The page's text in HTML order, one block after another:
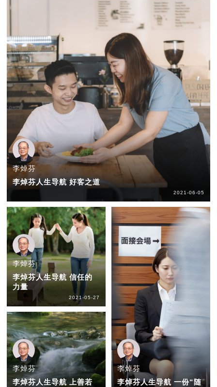
李焯芬
李焯芬人生导航 好客之道
2021-06-05
李焯芬
李焯芬人生导航 信任的
力量
2021-05-27
李焯芬
李焯芬人生导航 上善若
李焯芬
李焯芬人生导航 一份“随